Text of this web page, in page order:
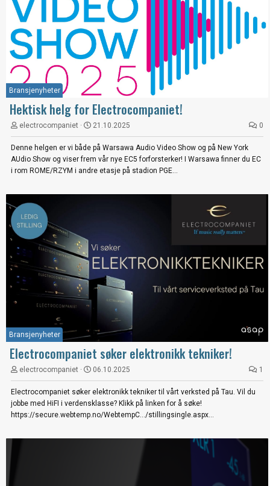
Bransjenyheter
Hektisk helg for Electrocompaniet!
electrocompaniet 21.10.2025 0
Denne helgen er vi både på Warsawa Audio Video Show og på New York
AUdio Show og viser frem vår nye EC5 forforsterker! I Warsawa finner du EC
i rom ROME/RZYM i andre etasje på stadion PGE...
Bransjenyheter
Electrocompaniet søker elektronikk tekniker!
electrocompaniet 06.10.2025 1
Electrocompaniet søker elektronikk tekniker til vårt verksted på Tau. Vil du
jobbe med HiFI i verdensklasse? Klikk på linken for å søke!
https://secure.webtemp.no/WebtempC.../stillingsingle.aspx...